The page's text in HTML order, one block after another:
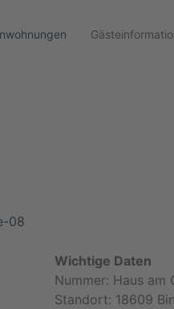
Wichtige Daten
Nummer: Haus am
Standort: 18609